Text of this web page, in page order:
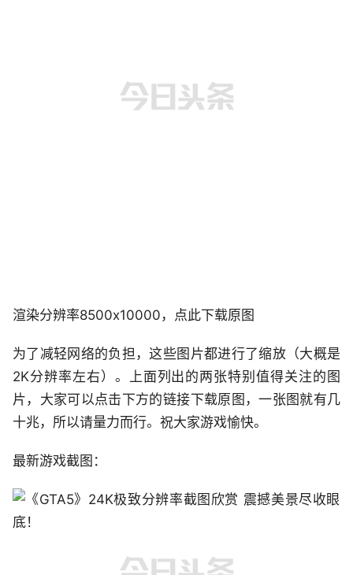
渲染分辨率8500x10000，点此下载原图
为了减轻网络的负担，这些图片都进行了缩放（大概是
2K分辨率左右）。上面列出的两张特别值得关注的图
片，大家可以点击下方的链接下载原图，一张图就有几
十兆，所以请量力而行。祝大家游戏愉快。
最新游戏截图：